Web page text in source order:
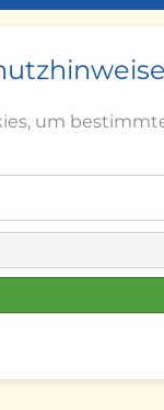
um